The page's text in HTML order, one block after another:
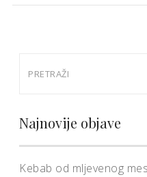
Najnovije objave
Kebab od mljevenog